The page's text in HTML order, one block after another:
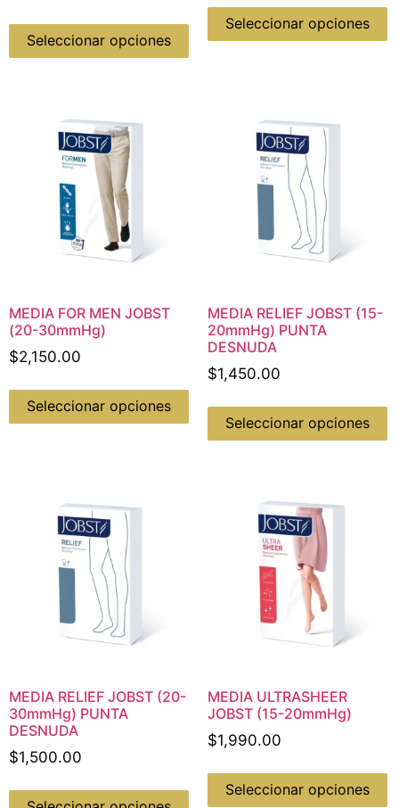
Seleccionar opciones
Seleccionar opciones
MEDIA FOR MEN JOBST
(20-30mmHg)
$2,150.00
Seleccionar opciones
MEDIA RELIEF JOBST (15-
20mmHg) PUNTA
DESNUDA
$1,450.00
Seleccionar opciones
MEDIA RELIEF JOBST (20-
30mmHg) PUNTA
DESNUDA
$1,500.00
MEDIA ULTRASHEER
JOBST (15-20mmHg)
$1,990.00
Seleccionar opciones